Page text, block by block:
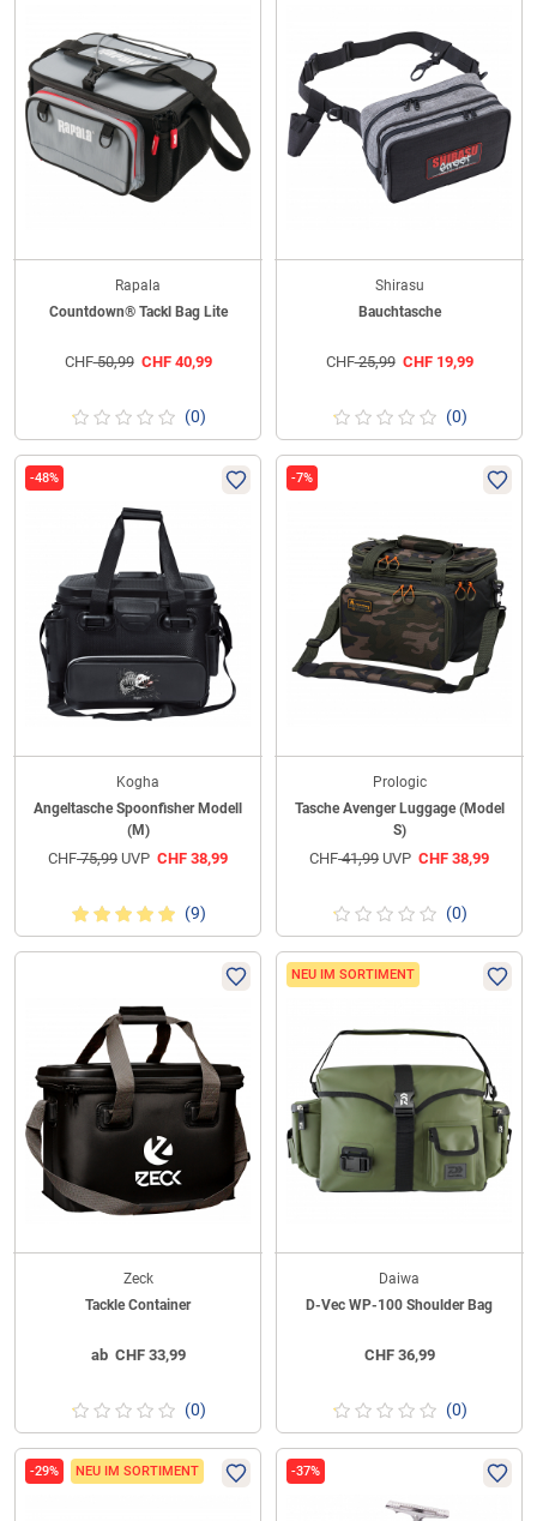
Rapala
Countdown® Tackl Bag Lite
CHF50,99 CHF40,99
(0)
Shirasu
Bauchtasche
CHF25,99 CHF19,99
(0)
-48%
Kogha
Angeltasche Spoonfisher Modell
(M)
CHF75,99 UVP CHF 38,99
(9)
-7%
Prologic
Tasche Avenger Luggage (Model
S)
CHF41,99 UVP CHF 38,99
(0)
Zeck
Tackle Container
ab CHF33,99
(0)
NEU IM SORTIMENT
Daiwa
D-Vec WP-100 Shoulder Bag
CHF36,99
(0)
-29% NEU IM SORTIMENT -37%